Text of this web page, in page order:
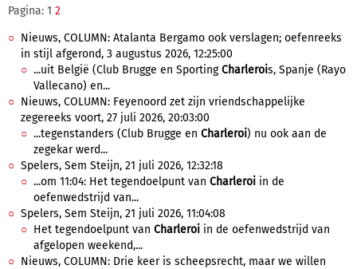
Pagina: 1 2
Nieuws, COLUMN: Atalanta Bergamo ook verslagen; oefenreeks
in stijl afgerond, 3 augustus 2026, 12:25:00
...uit België (Club Brugge en SportingCharlerois, Spanje (Rayo
Vallecano) en...
Nieuws, COLUMN: Feyenoord zet zijn vriendschappelijke
zegereeks voort, 27 juli 2026, 20:03:00
...tegenstanders (Club Brugge en Charleroi) nu ook aan de
zegekar werd...
Spelers, Sem Steijn, 21 juli 2026, 12:32:18
...om 11:04: Het tegendoelpunt van Charleroi in de
oefenwedstrijd van...
Spelers, Sem Steijn, 21 juli 2026, 11:04:08
Het tegendoelpunt van Charleroi in de oefenwedstrijd van
afgelopen weekend,...
Nieuws, COLUMN: Drie keer is scheepsrecht, maar we willen